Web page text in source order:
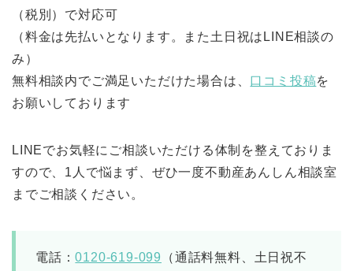
（税別）で対応可
（料金は先払いとなります。また土日祝はLINE相談の
み）
無料相談内でご満足いただけた場合は、 口コミ投稿を
お願いしております
LINEでお気軽にご相談いただける体制を整えておりま
すので、1人で悩まず、ぜひ一度不動産あんしん相談室
までご相談ください。
電話：0120-619-099
（通話料無料、土日祝不